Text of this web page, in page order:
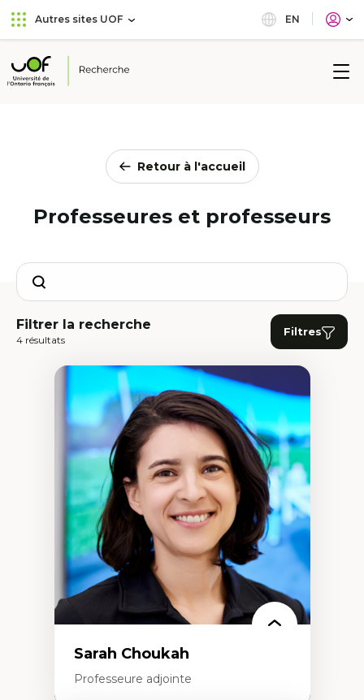
Aller
au
principal
Passer
au
Autres sites UOF EN
Université
Retour à l'accueil
Professeures et professeurs
Search
Filtrer la recherche
4 résultats
Filtres
Sarah Choukah
Professeure adjointe